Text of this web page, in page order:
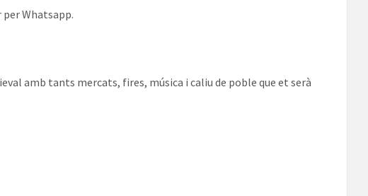
Whatsapp.
amb tants mercats, fires, música i caliu de poble que et serà